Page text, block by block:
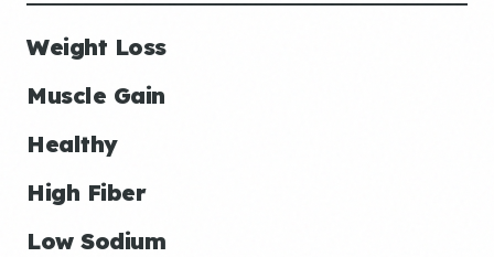
Weight Loss
Muscle Gain
Healthy
High Fiber
Low Sodium